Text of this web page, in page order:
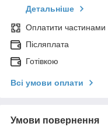
Детальніше
Оплатити частинами
Післяплата
Готівкою
Всі умови оплати
Умови повернення